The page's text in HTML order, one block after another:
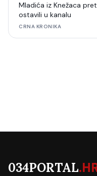
Mladića iz Knežaca
ostavili u kanalu
CRNA KRONIKA
034PORTAL